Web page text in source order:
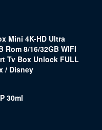
Mini 4K-HD Ultra
Rom 8/16/32GB WIFI
Tv Box Unlock FULL
/ Disney
30ml